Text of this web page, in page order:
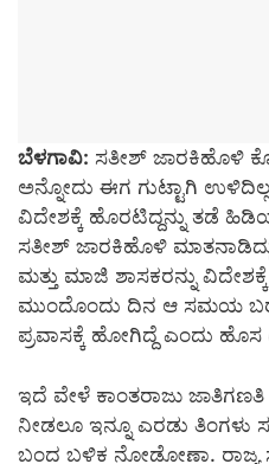
ಬೆಳಗಾವಿ: ಸತೀಶ್ ಜಾರಕಿಹೊಳಿ
ಅನ್ನೋದು ಈಗ ಗುಟ್ಟಾಗಿ
ವಿದೇಶಕ್ಕೆ ಹೊರಟಿದ್ದನ್ನು ತಡೆ
ಸತೀಶ್ ಜಾರಕಿಹೊಳಿ
ಮತ್ತು ಮಾಜಿ ಶಾಸಕರನ್ನು
ಮುಂದೊಂದು ದಿನ ಆ ಸಮಯ
ಪ್ರವಾಸಕ್ಕೆ ಹೋಗಿದ್ದೆ‌ ಎಂದು ಹೊಸ
ಇದೆ ವೇಳೆ ಕಾಂತರಾಜು
ನೀಡಲೂ ಇನ್ನೂ ಎರಡು
ಬಂದ ಬಳಿಕ ನೋಡೋಣಾ. ರಾಜ್ಯ